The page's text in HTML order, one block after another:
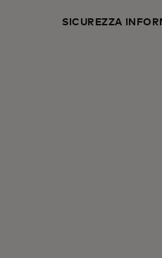
SICUREZZA